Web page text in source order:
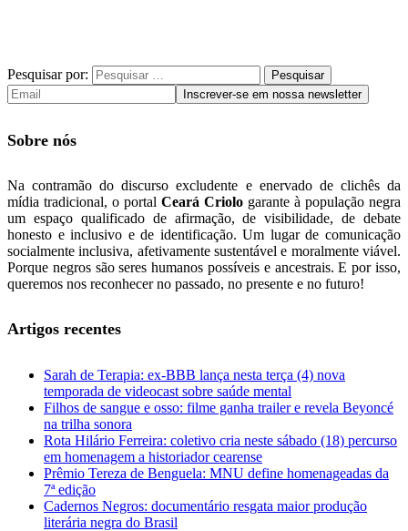
Pesquisar por:
Sobre nós
Na contramão do discurso excludente e enervado de clichês da
mídia tradicional, o portal Ceará Criolo garante à população negra
um espaço qualificado de afirmação, de visibilidade, de debate
honesto e inclusivo e de identificação. Um lugar de comunicação
socialmente inclusiva, afetivamente sustentável e moralmente viável.
Porque negros são seres humanos possíveis e ancestrais. E por isso,
queremos nos reconhecer no passado, no presente e no futuro!
Artigos recentes
Sarah de Terapia: ex-BBB lança nesta terça (4) nova
temporada de videocast sobre saúde mental
Filhos de sangue e osso: filme ganha trailer e revela Beyoncé
na trilha sonora
Rota Hilário Ferreira: coletivo cria neste sábado (18) percurso
em homenagem a historiador cearense
Prêmio Tereza de Benguela: MNU define homenageadas da
7ª edição
Cadernos Negros: documentário resgata maior produção
literária negra do Brasil